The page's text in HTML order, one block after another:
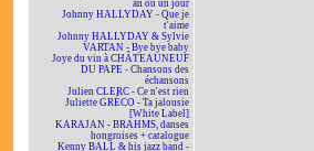
an ou un jour
Johnny HALLYDAY - Que je
t'aime
Johnny HALLYDAY & Sylvie
VARTAN - Bye bye baby
Joye du vin à CHÂTEAUNEUF
DU PAPE - Chansons des
échansons
Julien CLERC - Ce n'est rien
Juliette GRÉCO - Ta jalousie
[White Label]
KARAJAN - BRAHMS, danses
hongroises + catalogue
Kenny BALL & his jazz band -